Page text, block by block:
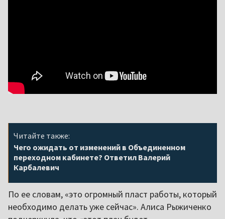
Читайте также:
Чего ожидать от изменений в Объединенном
переходном кабинете? Ответил Валерий
Карбалевич
По ее словам, «это огромный пласт работы, который
необходимо делать уже сейчас». Алиса Рыжиченко